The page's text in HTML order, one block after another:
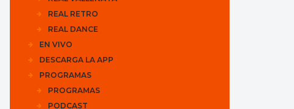
REAL RETRO
REAL DANCE
EN VIVO
DESCARGA LA APP
PROGRAMAS
PROGRAMAS
PODCAST